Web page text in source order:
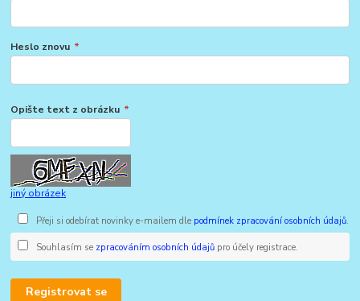
Heslo znovu *
Opište text z obrázku *
jiný obrázek
Přeji si odebírat novinky e-mailem dle podmínek zpracování osobních údajů.
Souhlasím se zpracováním osobních údajůpro účely registrace.
Registrovat se